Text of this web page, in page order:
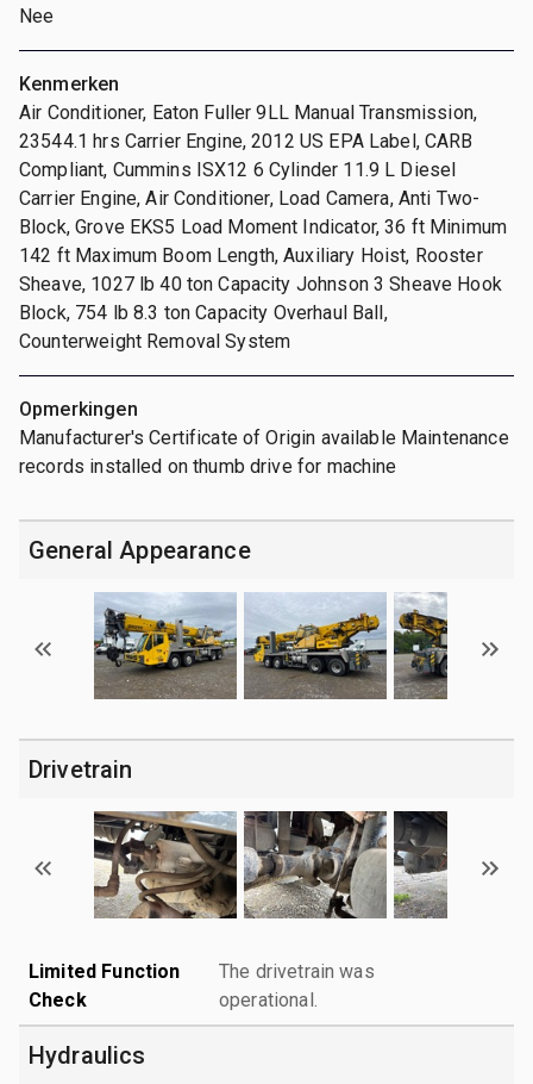
Nee
Kenmerken
Air Conditioner, Eaton Fuller 9LL Manual Transmission,
23544.1 hrs Carrier Engine, 2012 US EPA Label, CARB
Compliant, Cummins ISX12 6 Cylinder 11.9 L Diesel
Carrier Engine, Air Conditioner, Load Camera, Anti Two-
Block, Grove EKS5 Load Moment Indicator, 36 ft Minimum
142 ft Maximum Boom Length, Auxiliary Hoist, Rooster
Sheave, 1027 lb 40 ton Capacity Johnson 3 Sheave Hook
Block, 754 lb 8.3 ton Capacity Overhaul Ball,
Counterweight Removal System
Opmerkingen
Manufacturer's Certificate of Origin available Maintenance
records installed on thumb drive for machine
General Appearance
Drivetrain
Limited Function
Check
The drivetrain was
operational.
Hydraulics